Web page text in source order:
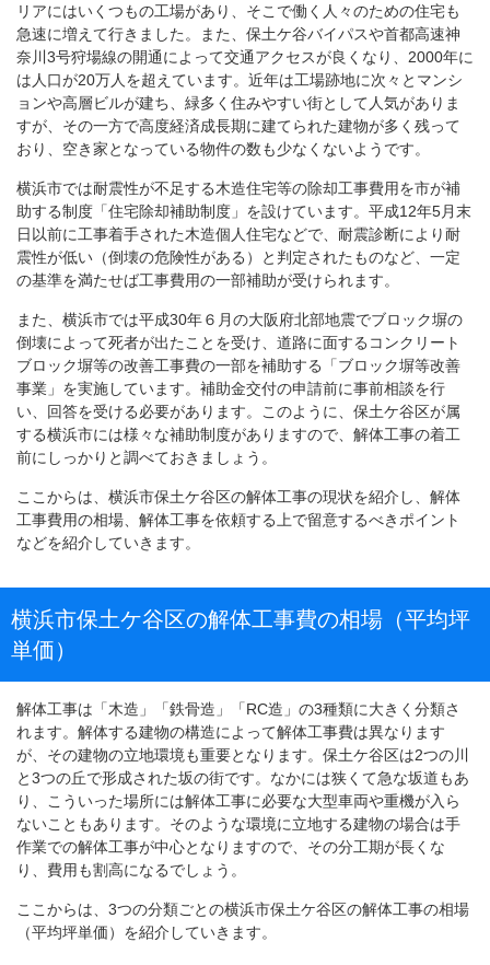
リアにはいくつもの工場があり、そこで働く人々のための住宅も
急速に増えて行きました。また、保土ケ谷バイパスや首都高速神
奈川3号狩場線の開通によって交通アクセスが良くなり、2000年に
は人口が20万人を超えています。近年は工場跡地に次々とマンシ
ョンや高層ビルが建ち、緑多く住みやすい街として人気がありま
すが、その一方で高度経済成長期に建てられた建物が多く残って
おり、空き家となっている物件の数も少なくないようです。
横浜市では耐震性が不足する木造住宅等の除却工事費用を市が補
助する制度「住宅除却補助制度」を設けています。平成12年5月末
日以前に工事着手された木造個人住宅などで、耐震診断により耐
震性が低い（倒壊の危険性がある）と判定されたものなど、一定
の基準を満たせば工事費用の一部補助が受けられます。
また、横浜市では平成30年６月の大阪府北部地震でブロック塀の
倒壊によって死者が出たことを受け、道路に面するコンクリート
ブロック塀等の改善工事費の一部を補助する「ブロック塀等改善
事業」を実施しています。補助金交付の申請前に事前相談を行
い、回答を受ける必要があります。このように、保土ケ谷区が属
する横浜市には様々な補助制度がありますので、解体工事の着工
前にしっかりと調べておきましょう。
ここからは、横浜市保土ケ谷区の解体工事の現状を紹介し、解体
工事費用の相場、解体工事を依頼する上で留意するべきポイント
などを紹介していきます。
横浜市保土ケ谷区の解体工事費の相場（平均坪
単価）
解体工事は「木造」「鉄骨造」「RC造」の3種類に大きく分類さ
れます。解体する建物の構造によって解体工事費は異なります
が、その建物の立地環境も重要となります。保土ケ谷区は2つの川
と3つの丘で形成された坂の街です。なかには狭くて急な坂道もあ
り、こういった場所には解体工事に必要な大型車両や重機が入ら
ないこともあります。そのような環境に立地する建物の場合は手
作業での解体工事が中心となりますので、その分工期が長くな
り、費用も割高になるでしょう。
ここからは、3つの分類ごとの横浜市保土ケ谷区の解体工事の相場
（平均坪単価）を紹介していきます。